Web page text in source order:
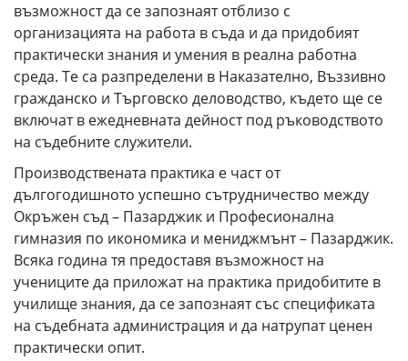
възможност да се запознаят отблизо с
организацията на работа в съда и да придобият
практически знания и умения в реална работна
среда. Те са разпределени в Наказателно, Въззивно
гражданско и Търговско деловодство, където ще се
включат в ежедневната дейност под ръководството
на съдебните служители.
Производствената практика е част от
дългогодишното успешно сътрудничество между
Окръжен съд – Пазарджик и Професионална
гимназия по икономика и мениджмънт – Пазарджик.
Всяка година тя предоставя възможност на
учениците да приложат на практика придобитите в
училище знания, да се запознаят със спецификата
на съдебната администрация и да натрупат ценен
практически опит.